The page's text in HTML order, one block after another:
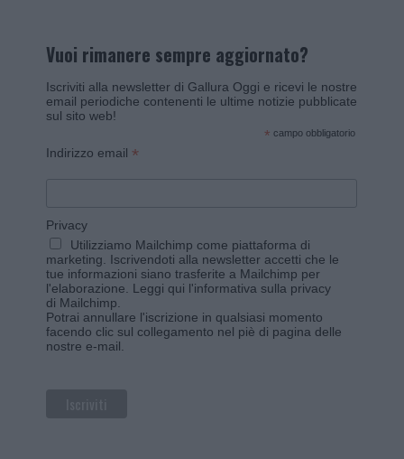
Vuoi rimanere sempre aggiornato?
Iscriviti alla newsletter di Gallura Oggi e ricevi le nostre
email periodiche contenenti le ultime notizie pubblicate
sul sito web!
* campo obbligatorio
Indirizzo email *
Privacy
Utilizziamo Mailchimp come piattaforma di
marketing. Iscrivendoti alla newsletter accetti che le
tue informazioni siano trasferite a Mailchimp per
l'elaborazione. Leggi qui l'informativa sulla privacy
di Mailchimp
Potrai annullare l'iscrizione in qualsiasi momento
facendo clic sul collegamento nel piè di pagina delle
nostre e-mail.